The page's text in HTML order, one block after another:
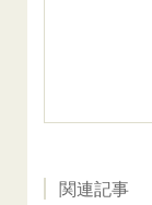
関連記事